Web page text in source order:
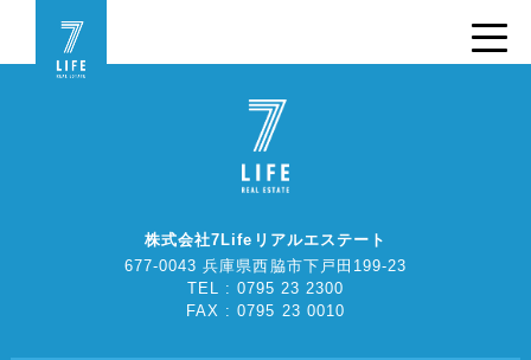
株式会社7Lifeリアルエステート
677-0043 兵庫県西脇市下戸田199-23
TEL : 0795 23 2300
FAX : 0795 23 0010